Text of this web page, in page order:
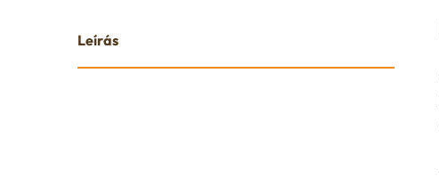
Leírás